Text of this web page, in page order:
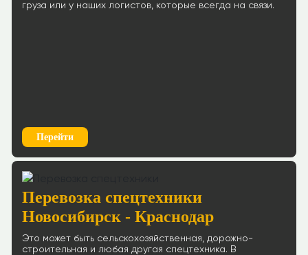
груза или у наших логистов, которые всегда на связи.
Перейти
Перевозка спецтехники
Новосибирск - Краснодар
Это может быть сельскохозяйственная, дорожно-
строительная и любая другая спецтехника. В